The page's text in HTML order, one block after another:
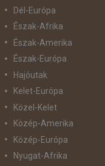
Dél-Európa
Észak-Afrika
Észak-Amerika
Észak-Európa
Hajóutak
Kelet-Európa
Közel-Kelet
Közép-Amerika
Közép-Európa
Nyugat-Afrika